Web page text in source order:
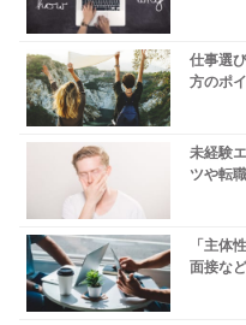
仕事選
方のポ
未経験
ツや転
「主体
面接な